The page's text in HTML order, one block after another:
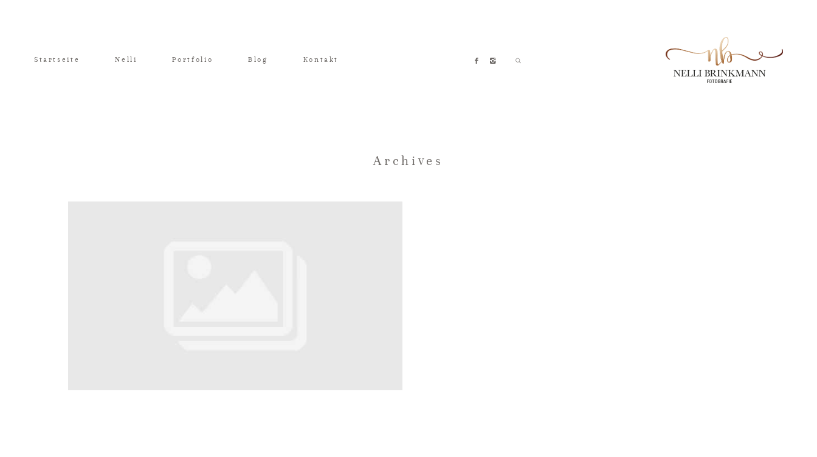
Startseite Nelli Portfolio Blog Kontakt
Archives